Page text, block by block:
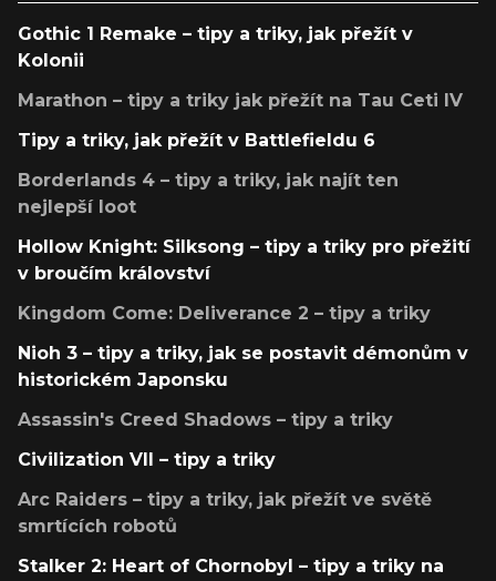
Gothic 1 Remake – tipy a triky, jak přežít v
Kolonii
Marathon – tipy a triky jak přežít na Tau Ceti IV
Tipy a triky, jak přežít v Battlefieldu 6
Borderlands 4 – tipy a triky, jak najít ten
nejlepší loot
Hollow Knight: Silksong – tipy a triky pro přežití
v broučím království
Kingdom Come: Deliverance 2 – tipy a triky
Nioh 3 – tipy a triky, jak se postavit démonům v
historickém Japonsku
Assassin's Creed Shadows – tipy a triky
Civilization VII – tipy a triky
Arc Raiders – tipy a triky, jak přežít ve světě
smrtících robotů
Stalker 2: Heart of Chornobyl – tipy a triky na